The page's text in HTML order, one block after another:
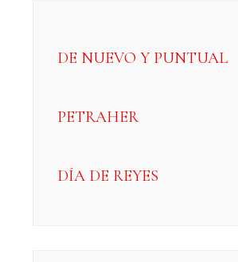
DE NUEVO Y PUNTUAL
PETRAHER
DÍA DE REYES